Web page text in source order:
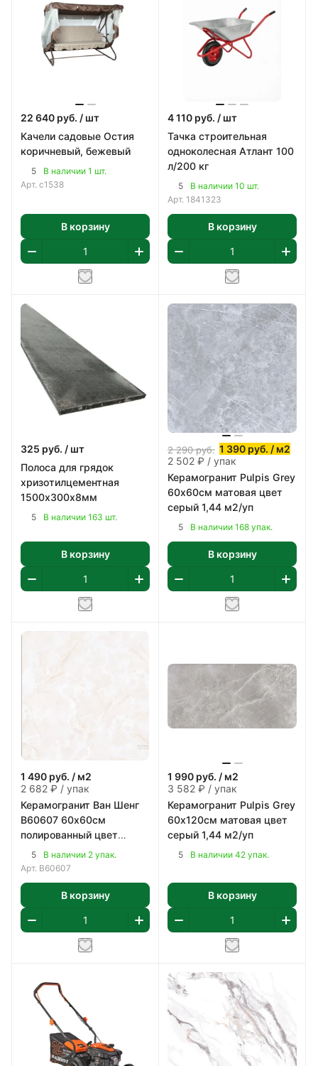
22 640 руб. / шт
Качели садовые Остия
коричневый, бежевый
5
В наличии 1 шт.
Арт. с1538
В корзину
4 110 руб. / шт
Тачка строительная
одноколесная Атлант 100
л/200 кг
5
В наличии 10 шт.
Арт. 1841323
В корзину
325 руб. / шт
Полоса для грядок
хризотилцементная
1500х300х8мм
5 В наличии 163 шт.
В корзину
2 290руб. 1 390 руб. / м2
2 502 ₽ / упак
Керамогранит Pulpis Grey
60х60см матовая цвет
серый 1,44 м2/уп
5 В наличии 168 упак.
В корзину
1 490 руб. / м2
2 682 ₽ / упак
Керамогранит Ван Шенг
В60607 60х60см
полированный цвет
бежево-коричневый 1,8
м2/уп
5
В наличии 2 упак.
Арт. В60607
В корзину
1 990 руб. / м2
3 582 ₽ / упак
Керамогранит Pulpis Grey
60х120см матовая цвет
серый 1,44 м2/уп
5 В наличии 42 упак.
В корзину